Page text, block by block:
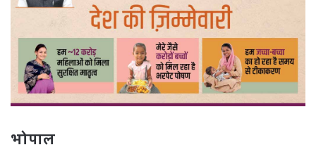
भोपाल